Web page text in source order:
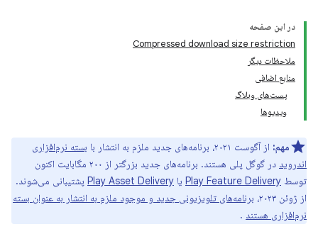
در این صفحه
Compressed download size restriction
ملاحظات دیگر
منابع اضافی
پست‌های وبلاگ
ویدیوها
مهم: از آگوست ۲۰۲۱، برنامه‌های جدید ملزم به انتشار با
بسته نرم‌افزاری
اندروید
در گوگل پلی هستند. برنامه‌های جدید بزرگتر از ۲۰۰ مگابایت اکنون
توسط Play Feature Delivery یا Play Asset Delivery پشتیبانی می‌شوند.
از ژوئن ۲۰۲۳،
برنامه‌های تلویزیونی جدید و موجود ملزم به انتشار به عنوان بسته
نرم‌افزاری هستند .